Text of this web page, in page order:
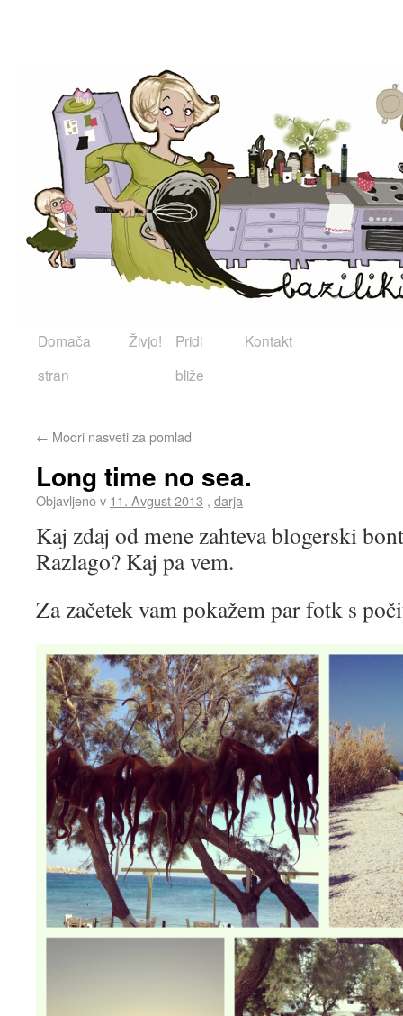
Domača
stran
Živjo!
Pridi
bliže
Kontakt
← Modri nasveti za pomlad
Long time no sea.
Objavljeno v 11. Avgust 2013 , darja
Kaj zdaj od mene zahteva blogerski
Razlago? Kaj pa vem.
Za začetek vam pokažem par fotk s